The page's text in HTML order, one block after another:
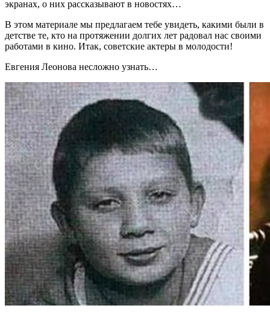
экранах, о них рассказывают в новостях…
В этом материале мы предлагаем тебе увидеть, какими были в
детстве те, кто на протяжении долгих лет радовал нас своими
работами в кино. Итак, советские актеры в молодости!
Евгения Леонова несложно узнать…